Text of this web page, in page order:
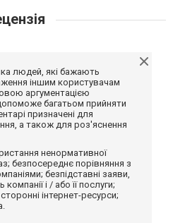
людей, які бажають
іншим користувачам
аргументацією
багатьом прийняти
призначені для
а також для роз'яснення
ненормативної
безпосереднє порівняння з
безпідставні заяви,
і / або її послуги;
інтернет-ресурси;